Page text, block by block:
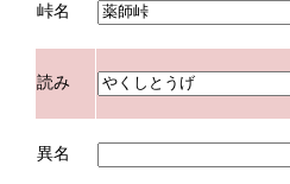
峠名
読み
異名